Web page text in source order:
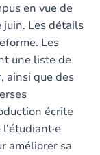
en vue de
juin. Les détails
Les
une liste de
ainsi que des
écrite
améliorer sa